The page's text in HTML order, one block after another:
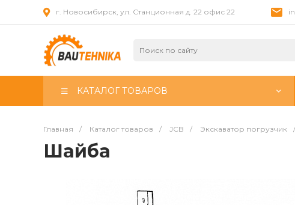
г. Новосибирск, ул. Станционная д. 22 офис 22
КАТАЛОГ ТОВАРОВ
Главная / Каталог товаров / JCB / Экскаватор погрузчик /
Шайба